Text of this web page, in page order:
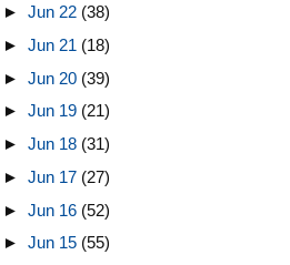
► Jun 22 (38)
► Jun 21 (18)
► Jun 20 (39)
► Jun 19 (21)
► Jun 18 (31)
► Jun 17 (27)
► Jun 16 (52)
► Jun 15 (55)